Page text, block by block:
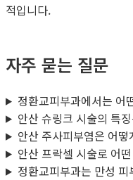
적입니다.
자주 묻는 질문
정환교피부과에서는 어
안산 슈링크 시술의 특
안산 주사피부염은 어떻
안산 프락셀 시술로 어
정환교피부과는 만성